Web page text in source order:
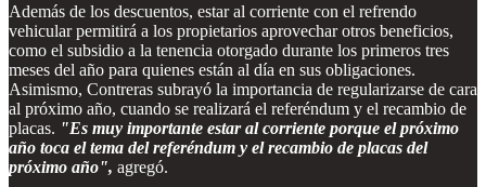
Además de los descuentos, estar al corriente con el refrendo
vehicular permitirá a los propietarios aprovechar otros beneficios,
como el subsidio a la tenencia otorgado durante los primeros tres
meses del año para quienes están al día en sus obligaciones.
Asimismo, Contreras subrayó la importancia de regularizarse de cara
al próximo año, cuando se realizará el referéndum y el recambio de
placas. "Es muy importante estar al corriente porque el próximo
año toca el tema del referéndum y el recambio de placas del
próximo año", agregó.